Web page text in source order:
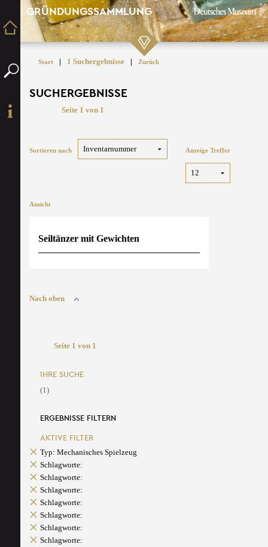
GRÜNDUNGSSAMMLUNG
Start | 1 Suchergebnisse | Zurück
SUCHERGEBNISSE
Seite 1 von 1
Sortieren nach Anzeige Treffer
Ansicht
Seiltänzer mit Gewichten
Nach oben
Seite 1 von 1
IHRE SUCHE
(1)
ERGEBNISSE FILTERN
AKTIVE FILTER
Typ: Mechanisches Spielzeug
Schlagworte:
Schlagworte:
Schlagworte:
Schlagworte:
Schlagworte:
Schlagworte:
Schlagworte: